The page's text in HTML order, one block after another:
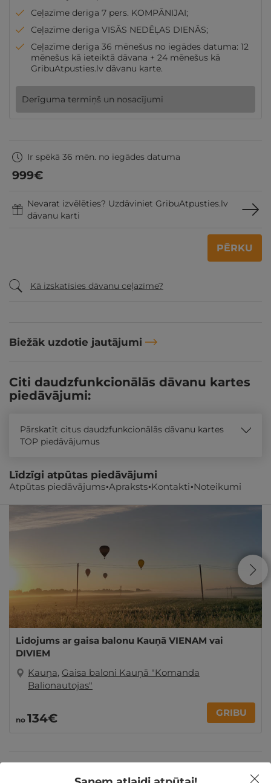
Ceļazīme derīga 7 pers. KOMPĀNIJAI;
Ceļazīme derīga VISĀS NEDĒĻAS DIENĀS;
Ceļazīme derīga 36 mēnešus no iegādes datuma: 12
mēnešus kā ieteiktā dāvana + 24 mēnešus kā
GribuAtpusties.lv dāvanu karte.
Derīguma termiņš un nosacījumi
Ir spēkā 36 mēn. no iegādes datuma
999€
Nevarat izvēlēties? Uzdāviniet GribuAtpusties.lv
dāvanu karti
PĒRKU
Kā izskatīsies dāvanu ceļazīme?
Biežāk uzdotie jautājumi
Atpūtas piedāvājums Apraksts Kontakti Noteikumi
Citi daudzfunkcionālās dāvanu kartes
piedāvājumi:
Pārskatīt citus daudzfunkcionālās dāvanu kartes
TOP piedāvājumus
Līdzīgi atpūtas piedāvājumi
Lidojums ar gaisa balonu Kauņā VIENAM vai
DIVIEM
Kauņa, Gaisa baloni Kauņā "Komanda
Balionautojas"
no 134€ GRIBU